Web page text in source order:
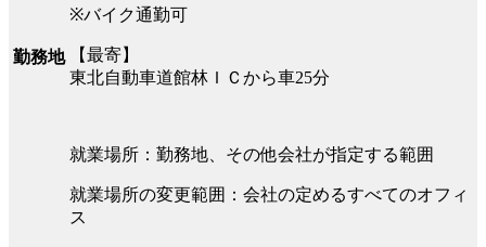
勤務地
※バイク通勤可
【最寄】
東北自動車道館林ＩＣから車25分
就業場所：勤務地、その他会社が指定する範囲
就業場所の変更範囲：会社の定めるすべてのオフィ
ス